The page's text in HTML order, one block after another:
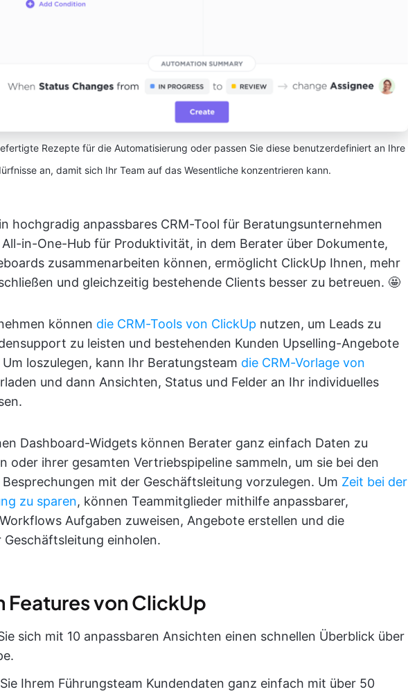
Rezepte für die Automatisierung oder passen Sie diese benutzerdefiniert an Ihre
an, damit sich Ihr Team auf das Wesentliche konzentrieren kann.
hochgradig anpassbares CRM-Tool für Beratungsunternehmen
All-in-One-Hub für Produktivität, in dem Berater über Dokumente,
zusammenarbeiten können, ermöglicht ClickUp Ihnen, mehr
und gleichzeitig bestehende Clients besser zu betreuen. 🤩
können die CRM-Tools von ClickUp nutzen, um Leads zu
zu leisten und bestehenden Kunden Upselling-Angebote
loszulegen, kann Ihr Beratungsteam die CRM-Vorlage von
und dann Ansichten, Status und Felder an Ihr individuelles
Dashboard-Widgets können Berater ganz einfach Daten zu
oder ihrer gesamten Vertriebspipeline sammeln, um sie bei den
mit der Geschäftsleitung vorzulegen. Um Zeit bei der
zu sparen, können Teammitglieder mithilfe anpassbarer,
Aufgaben zuweisen, Angebote erstellen und die
Geschäftsleitung einholen.
Features von ClickUp
sich mit 10 anpassbaren Ansichten einen schnellen Überblick über
Ihrem Führungsteam Kundendaten ganz einfach mit über 50